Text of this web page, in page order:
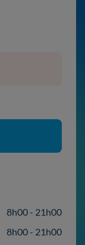
8h00 - 21h00
8h00 - 21h00